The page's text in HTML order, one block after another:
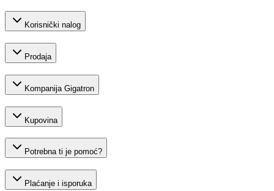
Korisnički nalog
Prodaja
Kompanija Gigatron
Kupovina
Potrebna ti je pomoć?
Plaćanje i isporuka